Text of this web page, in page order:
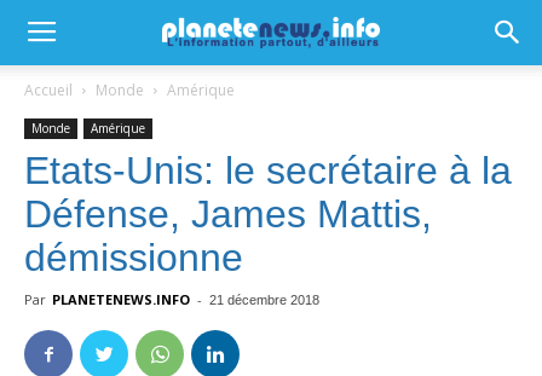
Accueil Monde Amérique
Monde Amérique
Etats-Unis: le secrétaire à la
Défense, James Mattis,
démissionne
Par PLANETENEWS.INFO - 21 décembre 2018